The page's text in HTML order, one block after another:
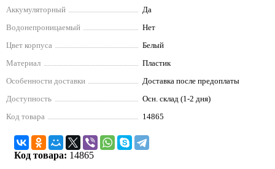
Аккумуляторный
Да
Водонепроницаемый
Нет
Цвет корпуса
Белый
Материал
Пластик
Особенности доставки
Доставка после предоплаты
Доступность
Осн. склад (1-2 дня)
Код товара
14865
Код товара: 14865